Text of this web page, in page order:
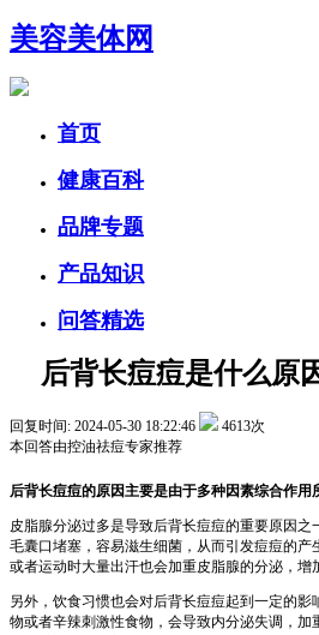
美容美体网
首页
健康百科
品牌专题
产品知识
问答精选
后背长痘痘是什么原
回复时间: 2024-05-30 18:22:46
4613次
本回答由控油祛痘专家推荐
后背长痘痘的原因主要是由于多种因素综合作用
皮脂腺分泌过多是导致后背长痘痘的重要原因
毛囊口堵塞，容易滋生细菌，从而引发痘痘的产
或者运动时大量出汗也会加重皮脂腺的分泌，增
另外，饮食习惯也会对后背长痘痘起到一定的
物或者辛辣刺激性食物，会导致内分泌失调，加